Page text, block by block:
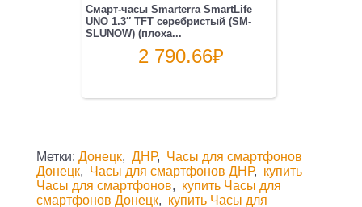
Смарт-часы Smarterra SmartLife
UNO 1.3″ TFT серебристый (SM-
SLUNOW) (плоха...
2 790.66₽
Метки: Донецк, ДНР, Часы для смартфонов
Донецк, Часы для смартфонов ДНР, купить
Часы для смартфонов, купить Часы для
смартфонов Донецк, купить Часы для